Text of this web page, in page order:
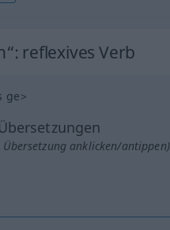
: reflexives Verb
ge>
anklicken/antippen)